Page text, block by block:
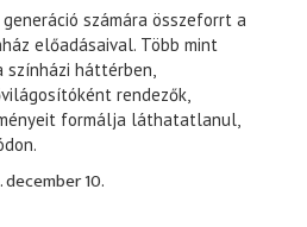
számára összeforrt a
előadásaival. Több mint
színházi háttérben,
rendezők,
formálja láthatatlanul,
december 10.